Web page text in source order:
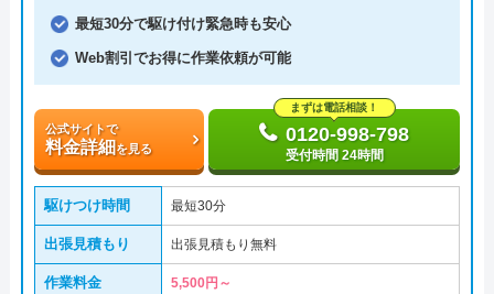
最短30分で駆け付け緊急時も安心
Web割引でお得に作業依頼が可能
公式サイトで
料金詳細を見る
まずは電話相談！
0120-998-798
受付時間 24時間
駆けつけ時間 最短30分
出張見積もり 出張見積もり無料
作業料金 5,500円～